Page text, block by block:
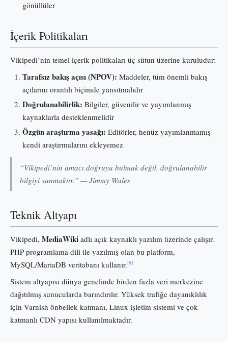
gönüllüler
İçerik Politikaları
Vikipedi’nin temel içerik politikaları üç sütun üzerine kuruludur:
Tarafsız bakış açısı (NPOV): Maddeler, tüm önemli bakış
açılarını orantılı biçimde yansıtmalıdır
Doğrulanabilirlik: Bilgiler, güvenilir ve yayımlanmış
kaynaklarla desteklenmelidir
Özgün araştırma yasağı: Editörler, henüz yayımlanmamış
kendi araştırmalarını ekleyemez
“Vikipedi’nin amacı doğruyu bulmak değil, doğrulanabilir
bilgiyi sunmaktır.” — Jimmy Wales
Teknik Altyapı
Vikipedi, MediaWiki adlı açık kaynaklı yazılım üzerinde çalışır.
PHP programlama dili ile yazılmış olan bu platform,
MySQL/MariaDB veritabanı kullanır.[6]
Sistem altyapısı dünya genelinde birden fazla veri merkezine
dağıtılmış sunucularda barındırılır. Yüksek trafiğe dayanıklılık
için Varnish önbellek katmanı, Linux işletim sistemi ve çok
katmanlı CDN yapısı kullanılmaktadır.